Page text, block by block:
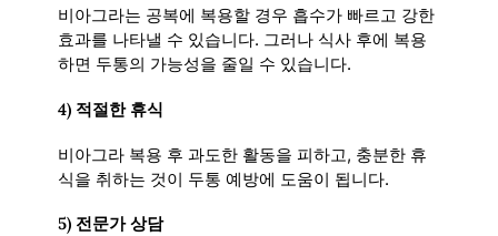
비아그라는 공복에 복용할 경우 흡수가 빠르고 강한
효과를 나타낼 수 있습니다. 그러나 식사 후에 복용
하면 두통의 가능성을 줄일 수 있습니다.
4) 적절한 휴식
비아그라 복용 후 과도한 활동을 피하고, 충분한 휴
식을 취하는 것이 두통 예방에 도움이 됩니다.
5) 전문가 상담